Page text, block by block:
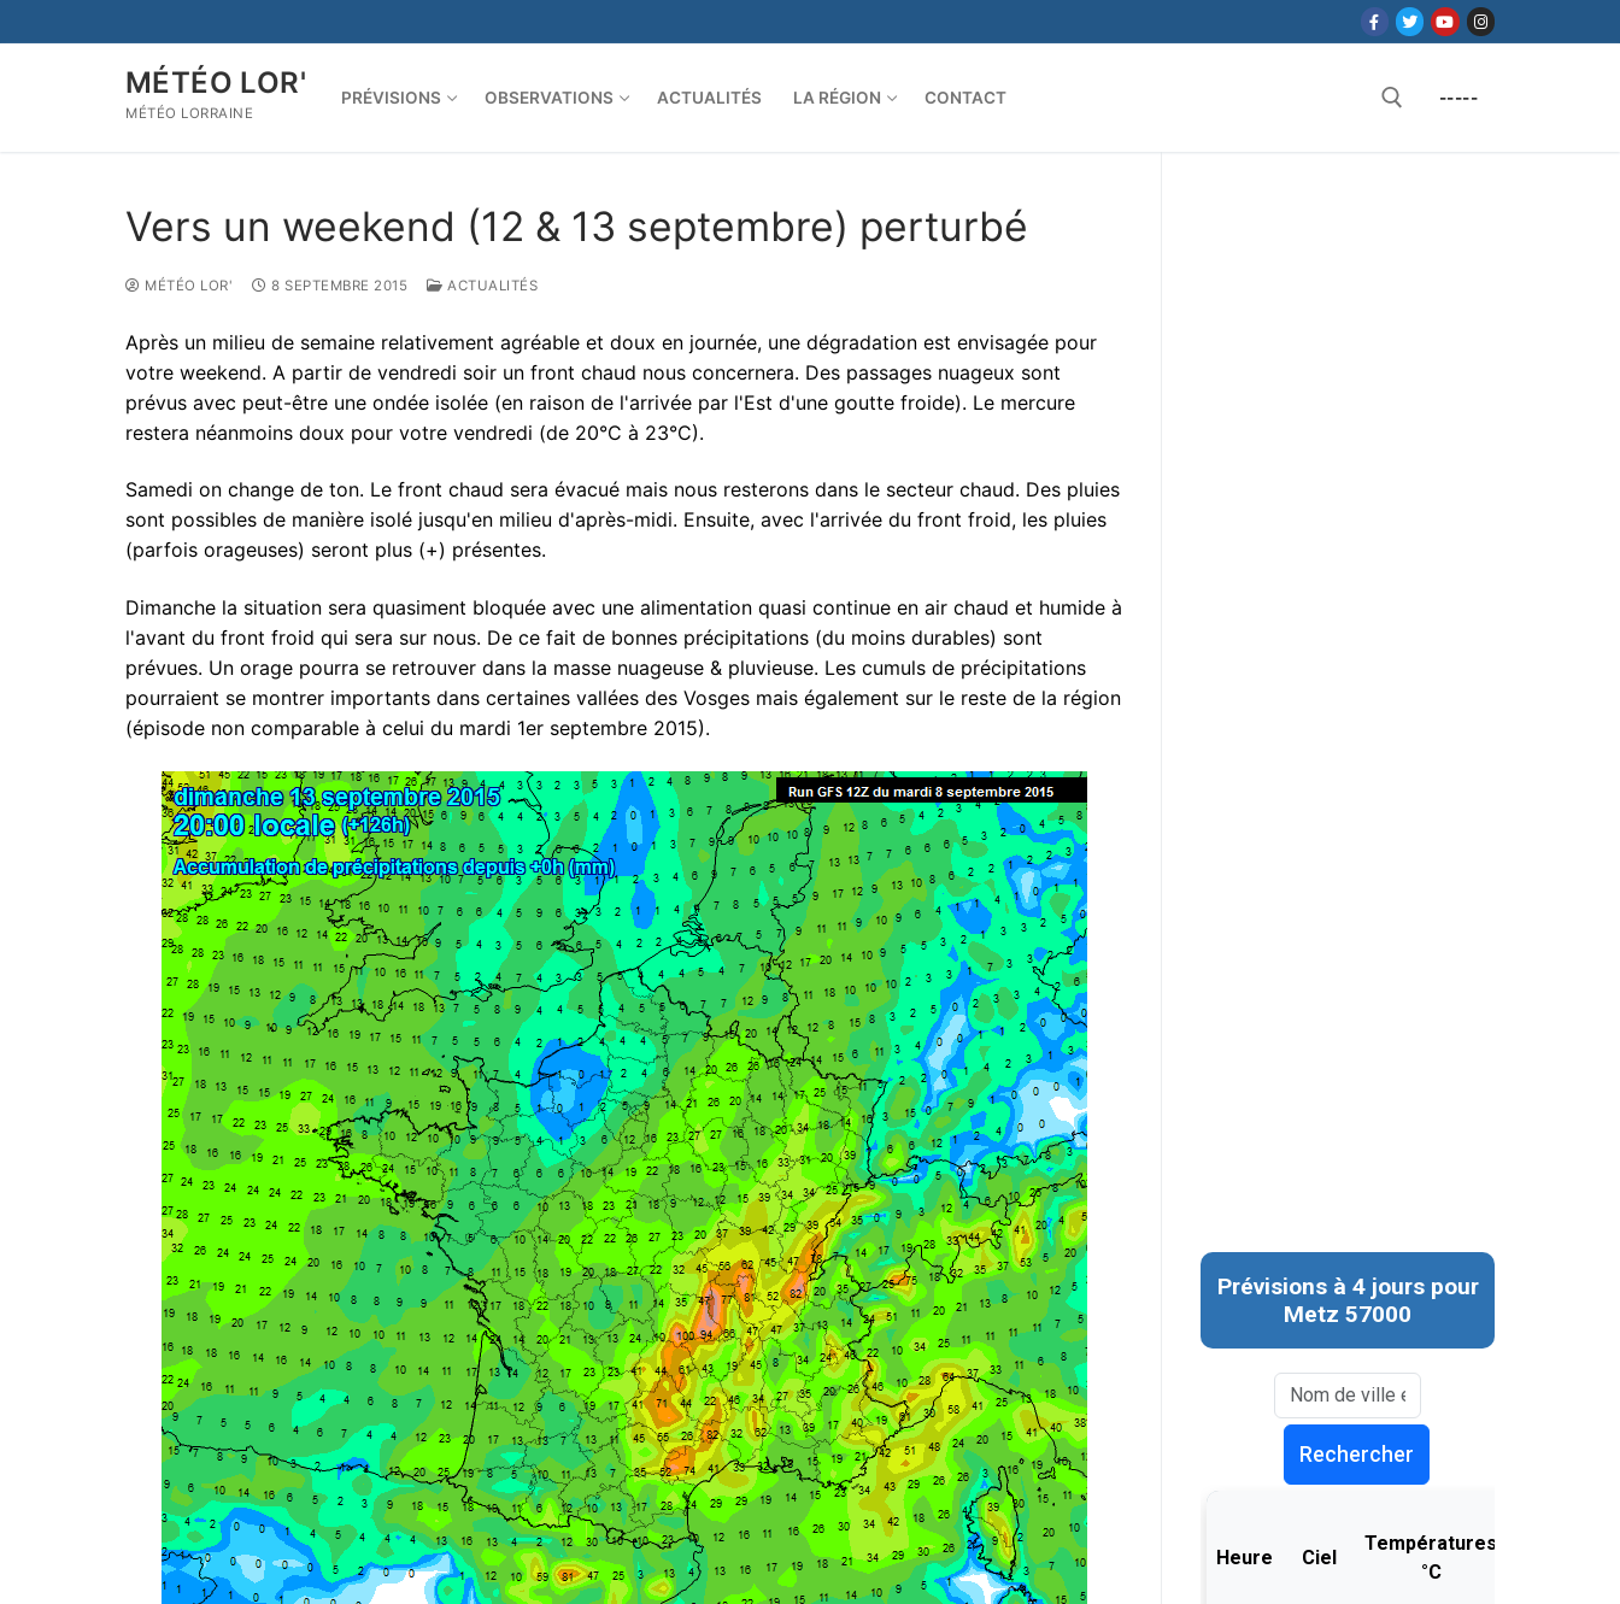
au
MÉTÉO LOR'
MÉTÉO LORRAINE
PRÉVISIONS OBSERVATIONS ACTUALITÉS LA RÉGION CONTACT -----
Vers un weekend (12 & 13 septembre) perturbé
MÉTÉO LOR' 8 SEPTEMBRE 2015 ACTUALITÉS
Après un milieu de semaine relativement agréable et doux en journée, une dégradation est envisagée pour
votre weekend. A partir de vendredi soir un front chaud nous concernera. Des passages nuageux sont
prévus avec peut-être une ondée isolée (en raison de l'arrivée par l'Est d'une goutte froide). Le mercure
restera néanmoins doux pour votre vendredi (de 20°C à 23°C).
Samedi on change de ton. Le front chaud sera évacué mais nous resterons dans le secteur chaud. Des pluies
sont possibles de manière isolé jusqu'en milieu d'après-midi. Ensuite, avec l'arrivée du front froid, les pluies
(parfois orageuses) seront plus (+) présentes.
Dimanche la situation sera quasiment bloquée avec une alimentation quasi continue en air chaud et humide à
l'avant du front froid qui sera sur nous. De ce fait de bonnes précipitations (du moins durables) sont
prévues. Un orage pourra se retrouver dans la masse nuageuse & pluvieuse. Les cumuls de précipitations
pourraient se montrer importants dans certaines vallées des Vosges mais également sur le reste de la région
(épisode non comparable à celui du mardi 1er septembre 2015).